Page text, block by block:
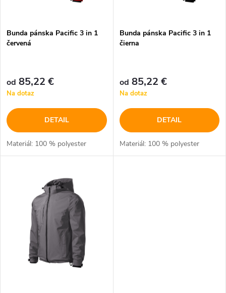
p
o
d
u
p
r
o
d
u
k
Bunda pánska Pacific 3 in 1
červená
od 85,22 €
Na dotaz
DETAIL
Materiál: 100 % polyester
Bunda pánska Pacific 3 in 1
čierna
od 85,22 €
Na dotaz
DETAIL
Materiál: 100 % polyester